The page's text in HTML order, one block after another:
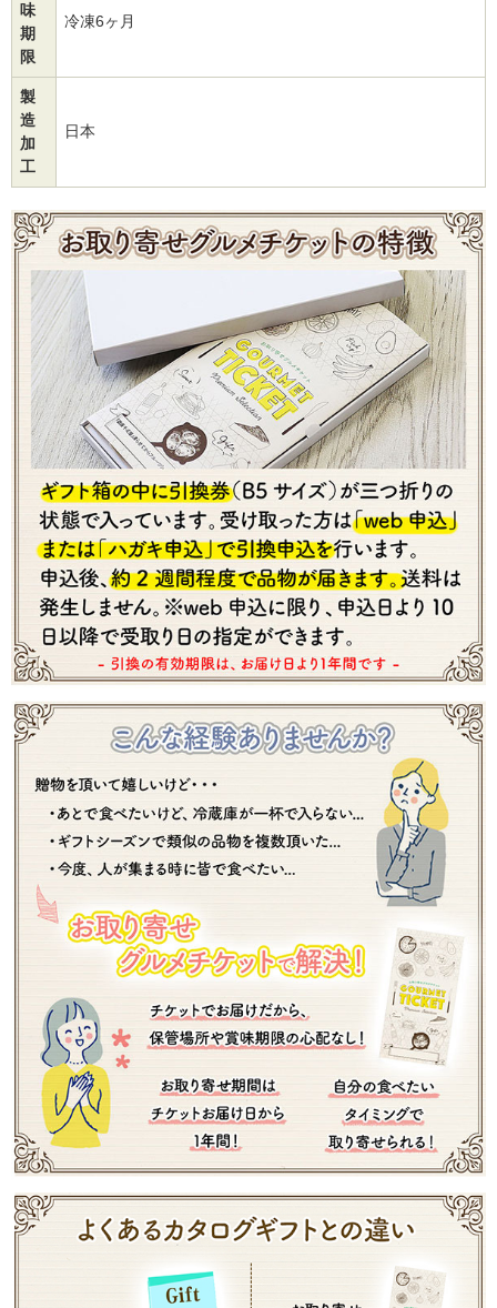
味
期
限
冷凍6ヶ月
製
造
加
工
日本